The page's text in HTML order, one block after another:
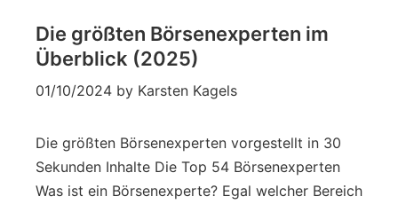
Die größten Börsenexperten im
Überblick (2025)
01/10/2024 by Karsten Kagels
Die größten Börsenexperten vorgestellt in 30
Sekunden Inhalte Die Top 54 Börsenexperten
Was ist ein Börsenexperte? Egal welcher Bereich